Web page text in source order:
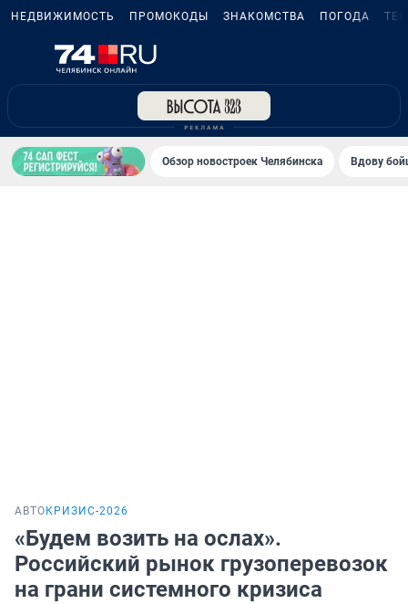
НЕДВИЖИМОСТЬ ПРОМОКОДЫ ЗНАКОМСТВА ПОГОДА
Обзор новостроек Челябинска Вдову
АВТО КРИЗИС-2026
«Будем возить на ослах».
Российский рынок грузоперевозок
на грани системного кризиса